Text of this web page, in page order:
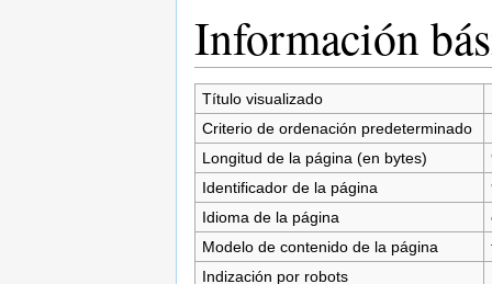
Información
Título visualizado
Criterio de ordenación predeterminado
Longitud de la página (en bytes)
Identificador de la página
Idioma de la página
Modelo de contenido de la página
Indización por robots